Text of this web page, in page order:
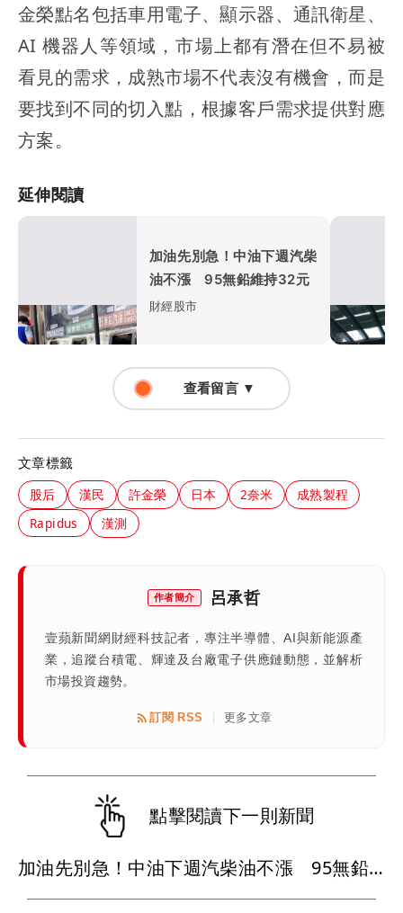
金榮點名包括車用電子、顯示器、通訊衛星、
AI 機器人等領域，市場上都有潛在但不易被
看見的需求，成熟市場不代表沒有機會，而是
要找到不同的切入點，根據客戶需求提供對應
方案。
延伸閱讀
加油先別急！中油下週汽柴
油不漲 95無鉛維持32元
財經股市
查看留言 ▼
文章標籤
股后 漢民 許金榮 日本 2奈米
成熟製程
Rapidus
漢測
作者簡介 呂承哲
壹蘋新聞網財經科技記者，專注半導體、AI與新能源產
業，追蹤台積電、輝達及台廠電子供應鏈動態，並解析
市場投資趨勢。
訂閱 RSS 更多文章
點擊閱讀下一則新聞
加油先別急！中油下週汽柴油不漲 95無鉛維持32元